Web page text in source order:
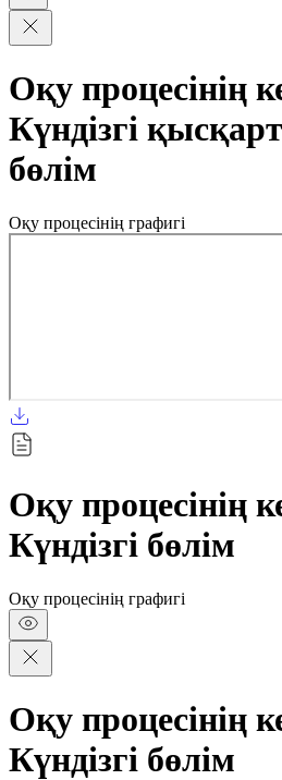
Оқу процесінің
Күндізгі
бөлім
Оқу процесінің графигі
Оқу процесінің
Күндізгі бөлім
Оқу процесінің графигі
Оқу процесінің
Күндізгі бөлім